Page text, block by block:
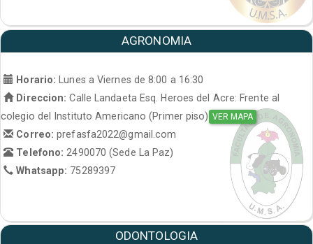
AGRONOMIA
Horario:
Lunes a Viernes de 8:00 a 16:30
Direccion: Calle Landaeta Esq. Heroes del Acre: Frente al
colegio del Instituto Americano (Primer piso) VER MAPA
Correo:prefasfa2022@gmail.com
Telefono: 2490070 (Sede La Paz)
Whatsapp: 75289397
ODONTOLOGIA